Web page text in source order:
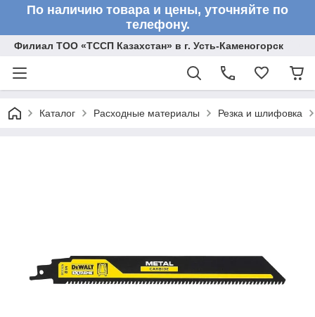
По наличию товара и цены, уточняйте по
телефону.
Филиал ТОО «ТССП Казахстан» в г. Усть-Каменогорск
Каталог Расходные материалы Резка и шлифовка